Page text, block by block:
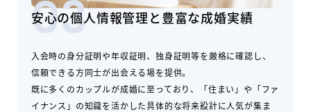
03
安心の個人情報管理と豊富な成婚実績
入会時の身分証明や年収証明、独身証明等を厳格に確認し、
信頼できる方同士が出会える場を提供。
既に多くのカップルが成婚に至っており、「住まい」や「ファ
イナンス」の知識を活かした具体的な将来設計に人気が集ま